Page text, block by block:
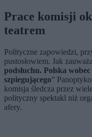
Prace komisji
teatrem
Polityczne zapowiedzi,
pustosłowiem. Jak
podsłuchu. Polska
szpiegującego”
komisja śledcza przez
polityczny spektakl niż
afery.